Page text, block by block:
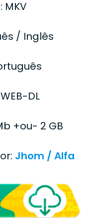
MKV
/ Inglês
DL
+ou- 2 GB
Jhom / Alfa